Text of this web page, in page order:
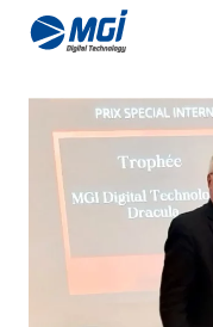
Aller